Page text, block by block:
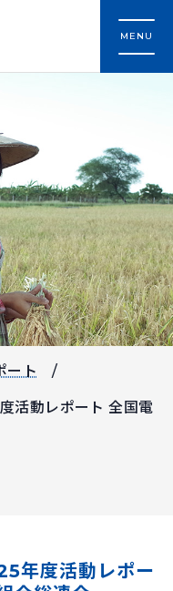
MENU
ート
活動レポート 全国電
年度活動レポー